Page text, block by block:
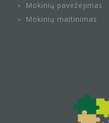
Mokinių pavėžėjimas
Mokinių maitinimas